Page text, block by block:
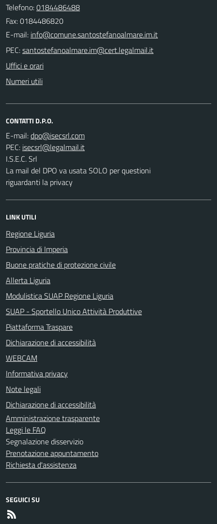
Telefono:0184486488
Fax: 0184486820
E-mail:
PEC:
Uffici e orari
Numeri utili
CONTATTI D.P.O.
E-mail:
PEC:
I.S.E.C. Srl
La mail del DPO va usata SOLO per questioni
riguardanti la privacy
LINK UTILI
Regione Liguria
Provincia di Imperia
Buone pratiche di protezione civile
Allerta Liguria
Modulistica SUAP Regione Liguria
SUAP - Sportello Unico Attività Produttive
Piattaforma Traspare
Dichiarazione di accessibilità
WEBCAM
Informativa privacy
Note legali
Dichiarazione di accessibilità
Amministrazione trasparente
Leggi le FAQ
Segnalazione disservizio
Prenotazione appuntamento
Richiesta d'assistenza
SEGUICI SU